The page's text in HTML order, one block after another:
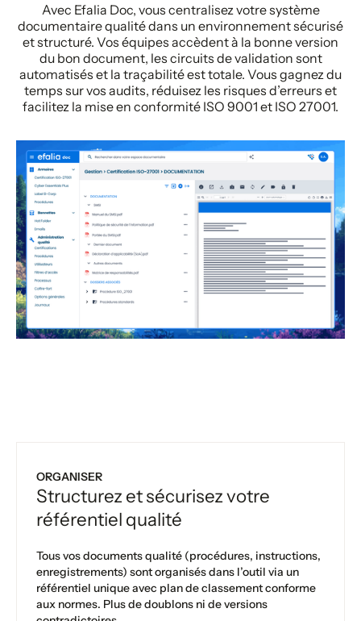
Avec Efalia Doc, vous centralisez votre système
documentaire qualité dans un environnement sécurisé
et structuré. Vos équipes accèdent à la bonne version
du bon document, les circuits de validation sont
automatisés et la traçabilité est totale. Vous gagnez du
temps sur vos audits, réduisez les risques d’erreurs et
facilitez la mise en conformité ISO 9001 et ISO 27001.
ORGANISER
Structurez et sécurisez votre
référentiel qualité
Tous vos documents qualité (procédures, instructions,
enregistrements) sont organisés dans l’outil via un
référentiel unique avec plan de classement conforme
aux normes. Plus de doublons ni de versions